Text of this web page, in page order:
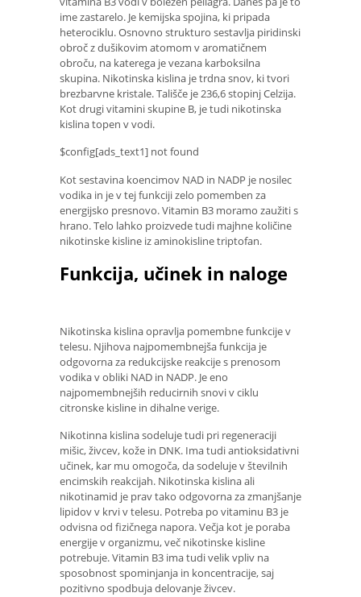
ime zastarelo. Je kemijska spojina, ki pripada
heterociklu. Osnovno strukturo sestavlja piridinski
obroč z dušikovim atomom v aromatičnem
obroču, na katerega je vezana karboksilna
skupina. Nikotinska kislina je trdna snov, ki tvori
brezbarvne kristale. Tališče je 236,6 stopinj Celzija.
Kot drugi vitamini skupine B, je tudi nikotinska
kislina topen v vodi.
$config[ads_text1] not found
Kot sestavina koencimov NAD in NADP je nosilec
vodika in je v tej funkciji zelo pomemben za
energijsko presnovo. Vitamin B3 moramo zaužiti s
hrano. Telo lahko proizvede tudi majhne količine
nikotinske kisline iz aminokisline triptofan.
Funkcija, učinek in naloge
Nikotinska kislina opravlja pomembne funkcije v
telesu. Njihova najpomembnejša funkcija je
odgovorna za redukcijske reakcije s prenosom
vodika v obliki NAD in NADP. Je eno
najpomembnejših reducirnih snovi v ciklu
citronske kisline in dihalne verige.
Nikotinna kislina sodeluje tudi pri regeneraciji
mišic, živcev, kože in DNK. Ima tudi antioksidativni
učinek, kar mu omogoča, da sodeluje v številnih
encimskih reakcijah. Nikotinska kislina ali
nikotinamid je prav tako odgovorna za zmanjšanje
lipidov v krvi v telesu. Potreba po vitaminu B3 je
odvisna od fizičnega napora. Večja kot je poraba
energije v organizmu, več nikotinske kisline
potrebuje. Vitamin B3 ima tudi velik vpliv na
sposobnost spominjanja in koncentracije, saj
pozitivno spodbuja delovanje živcev.